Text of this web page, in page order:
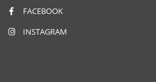
FACEBOOK
INSTAGRAM